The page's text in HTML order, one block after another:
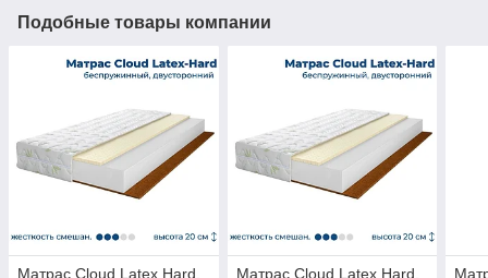
Подобные товары компании
Матрас Cloud Latex Hard,
Матрас Cloud Latex Hard,